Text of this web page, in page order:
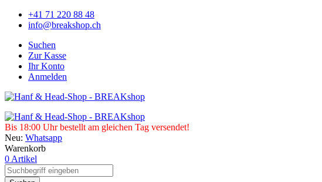
+41 71 220 88 48
info@breakshop.ch
Suchen
Zur Kasse
Ihr Konto
Anmelden
Bis 18:00 Uhr bestellt am gleichen Tag versendet!
Neu: Whatsapp
Warenkorb
0 Artikel